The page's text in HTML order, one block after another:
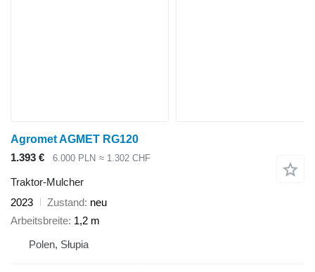
Agromet AGMET RG120
1.393 €
6.000 PLN ≈ 1.302 CHF
Traktor-Mulcher
2023
Zustand neu
Arbeitsbreite 1,2 m
Polen, Słupia